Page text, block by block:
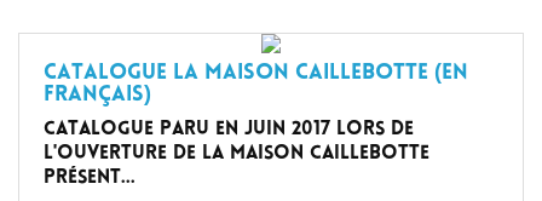
Catalogue La Maison Caillebotte (en
Français)
Catalogue paru en juin 2017 lors de
l'ouverture de la Maison Caillebotte
présent...